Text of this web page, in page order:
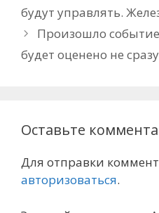
будут управлять.
Произошло
будет оценено не сразу
Оставьте
Для отправки
авторизоваться.